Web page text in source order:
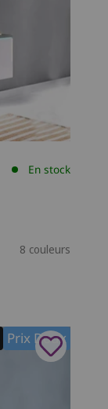
En stock
8 couleurs
Prix Doux